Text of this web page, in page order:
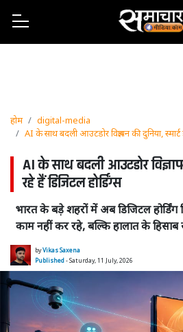
होम
digital-media
AI के साथ बदली आउटडोर विज्ञापन की दुनिया, स्मार्ट
AI के साथ बदली आउटडोर
रहे हैं डिजिटल होर्डिंग्स
भारत के बड़े शहरों में अब डिजिटल होर्डिंग
काम नहीं कर रहे, बल्कि हालात के
byVikas Saxena
Published- Saturday, 11 July, 2026